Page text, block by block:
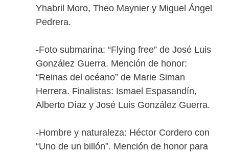
Yhabril Moro, Theo Maynier y Miguel Ángel
Pedrera.
-Foto submarina: “Flying free” de José Luis
González Guerra. Mención de honor:
“Reinas del océano” de Marie Siman
Herrera. Finalistas: Ismael Espasandín,
Alberto Díaz y José Luis González Guerra.
-Hombre y naturaleza: Héctor Cordero con
“Uno de un billón”. Mención de honor para